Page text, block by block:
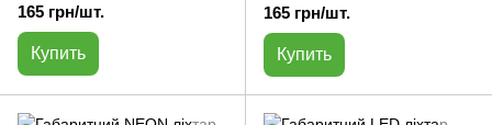
165 грн/шт.
Купить
165 грн/шт.
Купить